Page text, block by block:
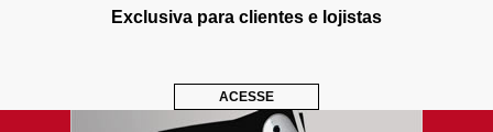
Exclusiva para clientes e lojistas
ACESSE